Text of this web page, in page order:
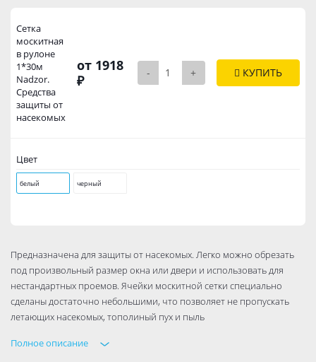
Сетка
москитная
в рулоне
1*30м
Nadzor.
Средства
защиты от
насекомых
от 1918
₽
- + КУПИТЬ
Цвет
белый черный
Предназначена для защиты от насекомых. Легко можно обрезать
под произвольный размер окна или двери и использовать для
нестандартных проемов. Ячейки москитной сетки специально
сделаны достаточно небольшими, что позволяет не пропускать
летающих насекомых, тополиный пух и пыль
Полное описание